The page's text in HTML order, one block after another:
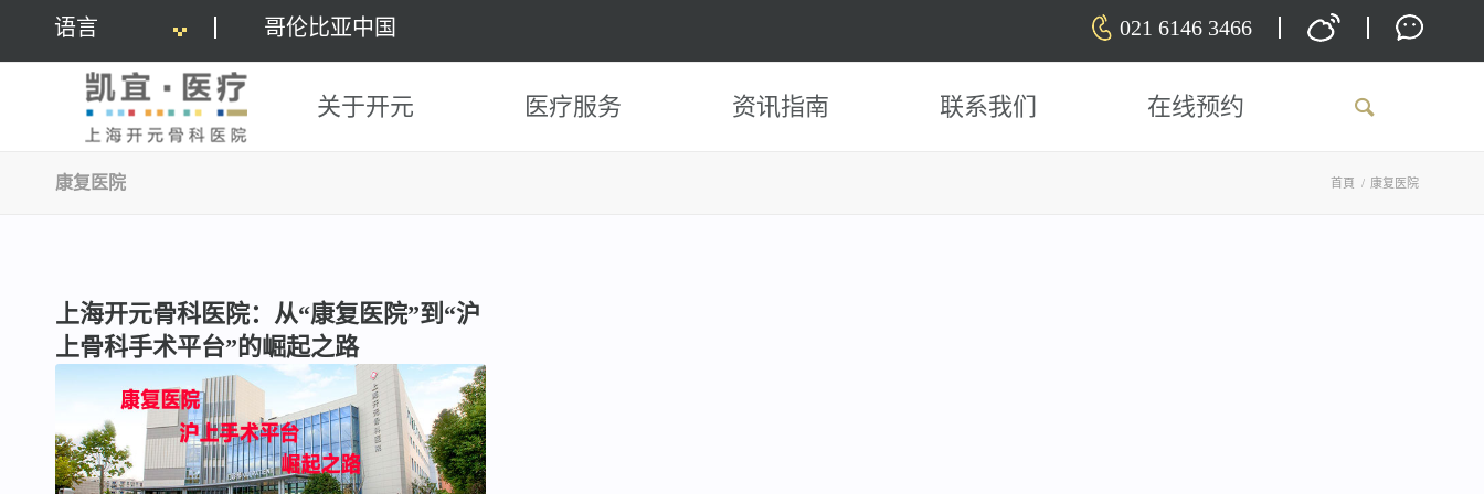
语言 哥伦比亚中国 021 6146 3466
关于开元 医疗服务 资讯指南 联系我们 在线预约
康复医院 首頁 / 康复医院
上海开元骨科医院：从“康复医院”到“沪
上骨科手术平台”的崛起之路